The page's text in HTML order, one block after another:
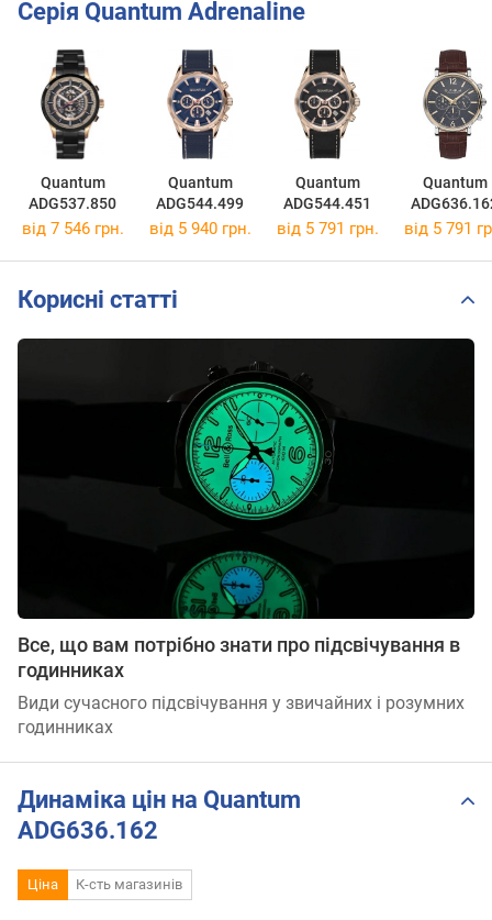
Серія Quantum Adrenaline
Quantum
ADG537.850
Quantum
ADG544.499
Quantum
ADG544.451
Quantum
від 7 546 грн. від 5 940 грн. від 5 791 грн. від 5 791
Корисні статті
Все, що вам потрібно знати про підсвічування в
годинниках
Види сучасного підсвічування у звичайних і розумних
годинниках
Динаміка цін на Quantum
ADG636.162
Ціна К-сть магазинів